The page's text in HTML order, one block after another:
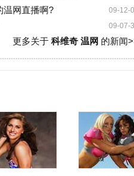
09-12-
温网直播啊?
09-07-
更多关于 科维奇 温网 的新闻